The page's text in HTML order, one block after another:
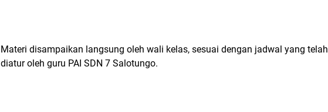
Materi disampaikan langsung oleh wali kelas, sesuai dengan jadwal yang telah
diatur oleh guru PAI SDN 7 Salotungo.